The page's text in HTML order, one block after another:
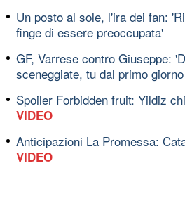
Un posto al sole, l'ira dei fan:
finge di essere preoccupata'
GF, Varrese contro Giuseppe:
sceneggiate, tu dal primo
Spoiler Forbidden fruit: Yildiz
VIDEO
Anticipazioni La Promessa:
VIDEO